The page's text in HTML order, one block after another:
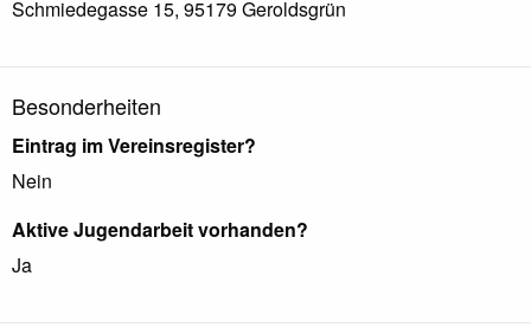
Schmiedegasse 15, 95179Geroldsgrün
Besonderheiten
Eintrag im Vereinsregister?
Nein
Aktive Jugendarbeit vorhanden?
Ja